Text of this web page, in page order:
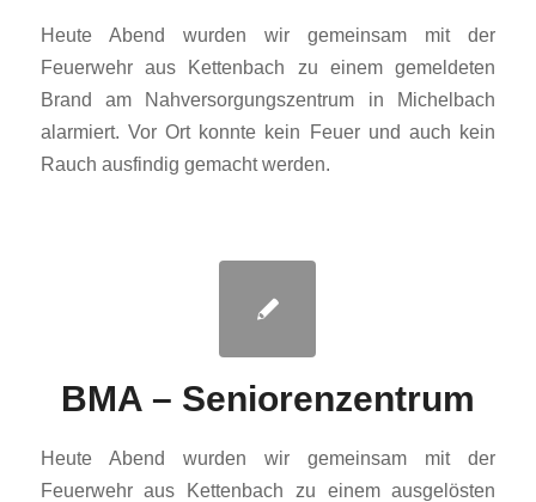
Heute Abend wurden wir gemeinsam mit der
Feuerwehr aus Kettenbach zu einem gemeldeten
Brand am Nahversorgungszentrum in Michelbach
alarmiert. Vor Ort konnte kein Feuer und auch kein
Rauch ausfindig gemacht werden.
BMA – Seniorenzentrum
Heute Abend wurden wir gemeinsam mit der
Feuerwehr aus Kettenbach zu einem ausgelösten